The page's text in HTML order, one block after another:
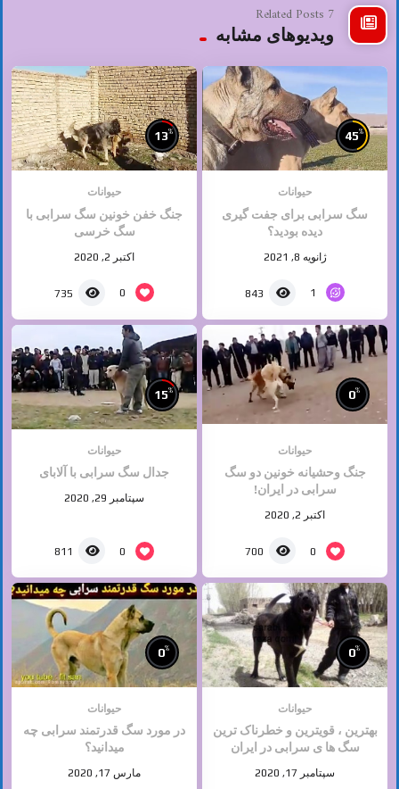
7 Related Posts
ویدیوهای مشابه
45%
حیوانات
سگ سرابی برای جفت گیری
دیده بودید؟
ژانویه 8, 2021
1
843
13%
حیوانات
جنگ خفن خونین سگ سرابی با
سگ خرسی
اکتبر 2, 2020
0
735
0%
حیوانات
جنگ وحشیانه خونین دو سگ
سرابی در ایران!
اکتبر 2, 2020
0
700
15%
حیوانات
جدال سگ سرابی با آلابای
سپتامبر 29, 2020
0
811
0%
حیوانات
بهترین ، قویترین و خطرناک ترین
سگ ها ی سرابی در ایران
سپتامبر 17, 2020
0%
حیوانات
در مورد سگ قدرتمند سرابی چه
میدانید؟
مارس 17, 2020